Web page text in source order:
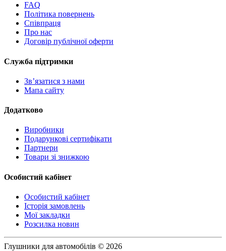
FAQ
Політика повернень
Співпраця
Про нас
Договір публічної оферти
Служба підтримки
Зв’язатися з нами
Мапа сайту
Додатково
Виробники
Подарункові сертифікати
Партнери
Товари зі знижкою
Особистий кабінет
Особистий кабінет
Історія замовлень
Мої закладки
Розсилка новин
Глушники для автомобілів © 2026